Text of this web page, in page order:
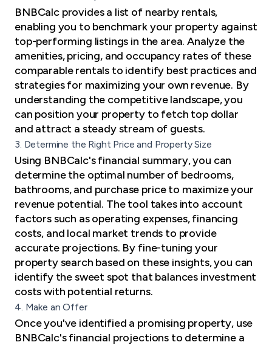
BNBCalc provides a list of nearby rentals,
enabling you to benchmark your property against
top-performing listings in the area. Analyze the
amenities, pricing, and occupancy rates of these
comparable rentals to identify best practices and
strategies for maximizing your own revenue. By
understanding the competitive landscape, you
can position your property to fetch top dollar
and attract a steady stream of guests.
3. Determine the Right Price and Property Size
Using BNBCalc's financial summary, you can
determine the optimal number of bedrooms,
bathrooms, and purchase price to maximize your
revenue potential. The tool takes into account
factors such as operating expenses, financing
costs, and local market trends to provide
accurate projections. By fine-tuning your
property search based on these insights, you can
identify the sweet spot that balances investment
costs with potential returns.
4. Make an Offer
Once you've identified a promising property, use
BNBCalc's financial projections to determine a